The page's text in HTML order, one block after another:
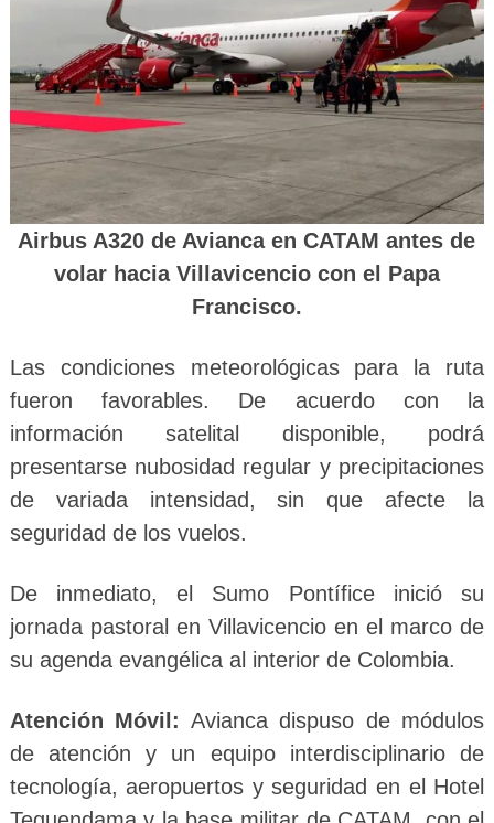
Airbus A320 de Avianca en CATAM antes de
volar hacia Villavicencio con el Papa
Francisco.
Las condiciones meteorológicas para la ruta
fueron favorables. De acuerdo con la
información satelital disponible, podrá
presentarse nubosidad regular y precipitaciones
de variada intensidad, sin que afecte la
seguridad de los vuelos.
De inmediato, el Sumo Pontífice inició su
jornada pastoral en Villavicencio en el marco de
su agenda evangélica al interior de Colombia.
Atención Móvil: Avianca dispuso de módulos
de atención y un equipo interdisciplinario de
tecnología, aeropuertos y seguridad en el Hotel